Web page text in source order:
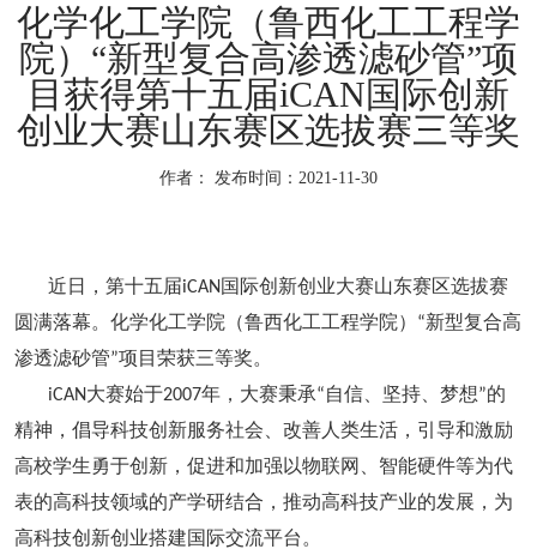
化学化工学院（鲁西化工工程学
院）“新型复合高渗透滤砂管”项
目获得第十五届iCAN国际创新
创业大赛山东赛区选拔赛三等奖
作者： 发布时间：2021-11-30
近日，第十五届iCAN 国际创新创业大赛山东赛区选拔赛
圆满落幕。化学化工学院（鲁西化工工程学院） “新型复合高
渗透滤砂管”项目荣获三等奖。
iCAN大赛始于2007年，大赛秉承“自信、坚持、梦想”的
精神，倡导科技创新服务社会、改善人类生活，引导和激励
高校学生勇于创新，促进和加强以物联网、智能硬件等为代
表的高科技领域的产学研结合，推动高科技产业的发展，为
高科技创新创业搭建国际交流平台。